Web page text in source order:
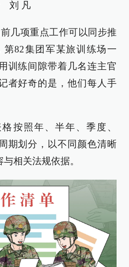
刘 凡
几项重点工作可以同步推
82集团军某旅训练场一
训练间隙带着几名连主官
者好奇的是，他们每人手
按照年、半年、季度、
期划分，以不同颜色清晰
相关法规依据。